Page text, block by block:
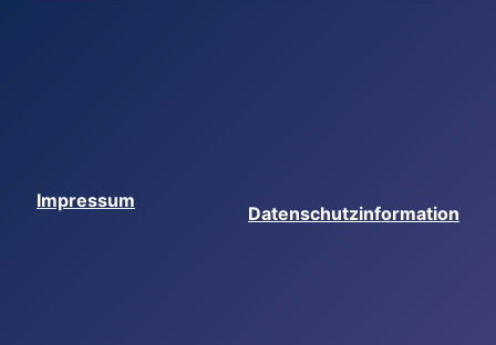
Impressum
Datenschutzinformation